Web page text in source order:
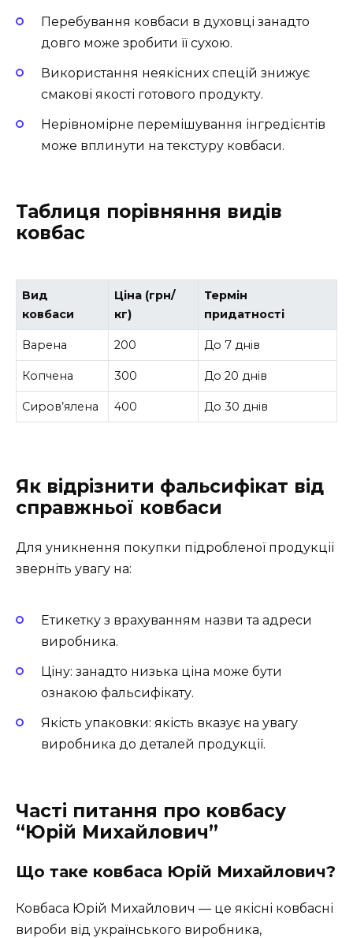
Перебування ковбаси в духовці занадто
довго може зробити її сухою.
Використання неякісних спецій знижує
смакові якості готового продукту.
Нерівномірне перемішування інгредієнтів
може вплинути на текстуру ковбаси.
Таблиця порівняння видів
ковбас
Вид
ковбаси
Ціна (грн/
кг)
Термін
придатності
Варена 200 До 7 днів
Копчена 300 До 20 днів
Сиров’ялена 400 До 30 днів
Як відрізнити фальсифікат від
справжньої ковбаси
Для уникнення покупки підробленої продукції
зверніть увагу на:
Етикетку з врахуванням назви та адреси
виробника.
Ціну: занадто низька ціна може бути
ознакою фальсифікату.
Якість упаковки: якість вказує на увагу
виробника до деталей продукції.
Часті питання про ковбасу
“Юрій Михайлович”
Що таке ковбаса Юрій Михайлович?
Ковбаса Юрій Михайлович — це якісні ковбасні
вироби від українського виробника,